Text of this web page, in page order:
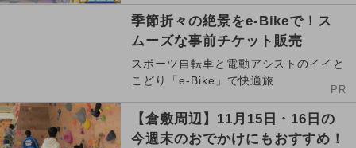
季節折々の絶景をe-Bikeで！ス
ムーズな事前チケット販売
スポーツ自転車と電動アシストのイイと
こどり「e-Bike」で快適旅
PR
【倉敷周辺】11月15日・16日の
今週末のおでかけにもおすすめ！